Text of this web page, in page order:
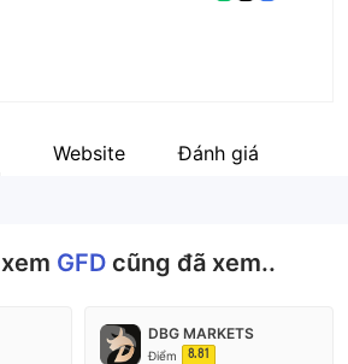
Website Đánh giá
GFD cũng đã xem..
DBG MARKETS
Điểm 8.81